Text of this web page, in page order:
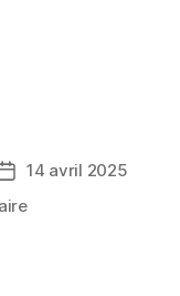
Date
de
14 avril 2025
sur